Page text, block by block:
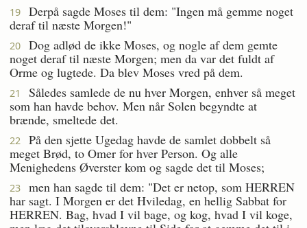
19
Derpå sagde Moses til dem: "Ingen må gemme noget
deraf til næste Morgen!"
20
Dog adlød de ikke Moses, og nogle af dem gemte
noget deraf til næste Morgen; men da var det fuldt af
Orme og lugtede. Da blev Moses vred på dem.
21
Således samlede de nu hver Morgen, enhver så meget
som han havde behov. Men når Solen begyndte at
brænde, smeltede det.
22
På den sjette Ugedag havde de samlet dobbelt så
meget Brød, to Omer for hver Person. Og alle
Menighedens Øverster kom og sagde det til Moses;
23
men han sagde til dem: "Det er netop, som HERREN
har sagt. I Morgen er det Hviledag, en hellig Sabbat for
HERREN. Bag, hvad I vil bage, og kog, hvad I vil koge,